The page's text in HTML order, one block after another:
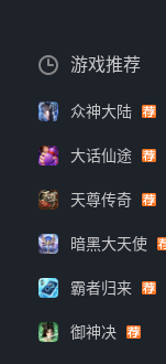
游戏推荐
众神大陆
大话仙途
天尊传奇
暗黑大天使
霸者归来
御神决